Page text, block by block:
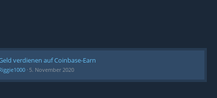
verdienen auf Coinbase-Earn
5. November 2020